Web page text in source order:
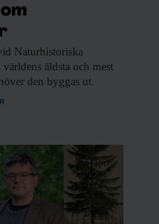
Naturhistoriska
äldsta och mest
den byggas ut.